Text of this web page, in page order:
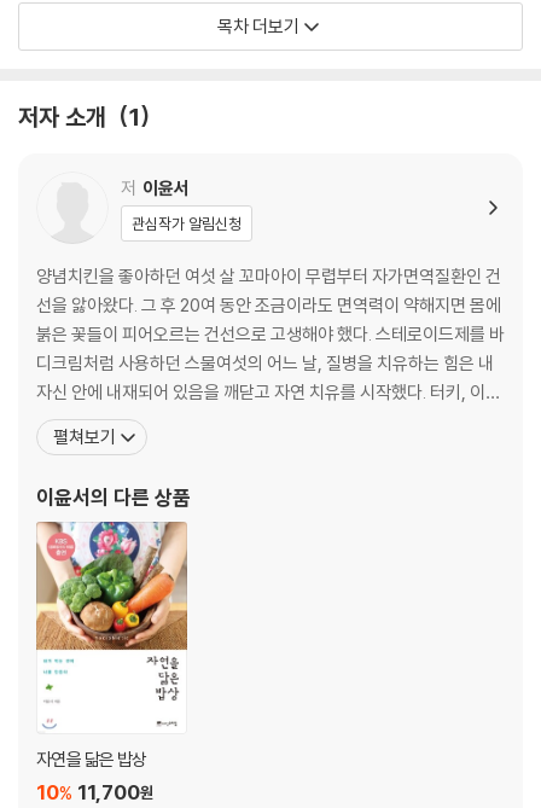
- 데리야키소스 ㆍ 58
Day 1 Day 10
Info1. 두부의 다채로움 ㆍ 71
두부구이덮밥 | 두부강된장 | 두부스크램블
1일 | 근사한 별미, 채소초밥정식 ㆍ 76
채소초밥+냉메밀국수+아삭이고추된장무침
2일 | 영양 만점 한끼 식사, 두부구이덮밥정식 ㆍ 82
두부구이덮밥+브로콜리깨볶음+상추겉절이
3일 | 입맛 돋우는 새콤달콤함, 토마토비빔국수정식 ㆍ 86
4일 | 채식 도시락으로 안성맞춤, 두부김밥플레이트 ㆍ 90
두부김밥+양상추샐러드+단감마구이
5일 | 건강한 시골 밥상, 호박잎쌈밥정식 ㆍ 94
호박잎쌈밥+두부강된장+오이고수무침+땅콩견과조림
6일 | 현미밥과 채소의 색다른 변신, 리소토정식 ㆍ 100
들깨버섯리소토+미니당근가지피클+단호박샐러드
7일 | 소박하고 건강한 양식, 프랑스 가정식 ㆍ 104
당근수프+모둠콩샐러드+그린올리브통밀파스타
8일 | 근사한 브런치, 두부스크램블플레이트 ㆍ 108
두부스크램블+오이딜샌드위치+웜샐러드
9일 | 마음에 위로가 되는 따스함 가득, 스튜정식 ㆍ 112
목차 더보기
저자 소개 1
저 이윤서
관심작가 알림신청
양념치킨을 좋아하던 여섯 살 꼬마아이 무렵부터 자가면역질환인 건
선을 앓아왔다. 그 후 20여 동안 조금이라도 면역력이 약해지면 몸에
붉은 꽃들이 피어오르는 건선으로 고생해야 했다. 스테로이드제를 바
디크림처럼 사용하던 스물여섯의 어느 날, 질병을 치유하는 힘은 내
자신 안에 내재되어 있음을 깨닫고 자연 치유를 시작했다. 터키, 이스
라엘, 프랑스를 통한 치유 여정을 보내며 현미채식을 병행한 결과, 건
선을 완치할 수 있었다. 건선 완치 이후, 자연식을 통한 치유와 조화로
믈리에 과정을 수료하고, 미국 마크로비오틱 학교에서
펼쳐보기
이윤서의 다른 상품
자연을 닮은 밥상
11,700원
10%